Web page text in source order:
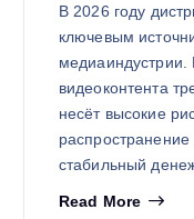
В 2026 году
ключевым
медиаиндустрии.
видеоконтента
несёт высокие
распространение
стабильный
Read More